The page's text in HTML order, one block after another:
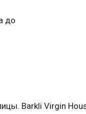
до
Barkli Virgin